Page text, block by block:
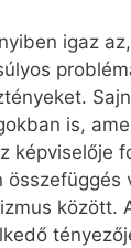
igaz
is,
képviselője
összefüggés
között.